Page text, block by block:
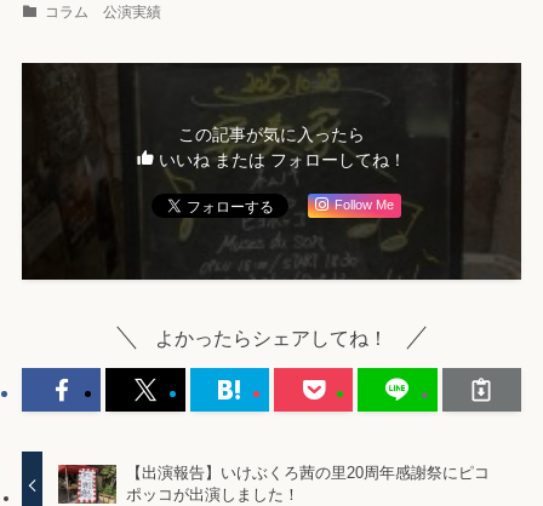
コラム 公演実績
この記事が気に入ったら
いいね または フォローしてね！
Follow Me
よかったらシェアしてね！
【出演報告】いけぶくろ茜の里20周年感謝祭にピコ
ポッコが出演しました！